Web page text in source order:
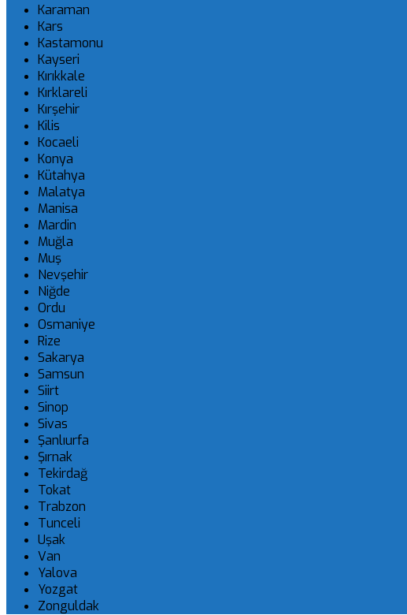
Karaman
Kars
Kastamonu
Kayseri
Kırıkkale
Kırklareli
Kırşehir
Kilis
Kocaeli
Konya
Kütahya
Malatya
Manisa
Mardin
Muğla
Muş
Nevşehir
Niğde
Ordu
Osmaniye
Rize
Sakarya
Samsun
Siirt
Sinop
Sivas
Şanlıurfa
Şırnak
Tekirdağ
Tokat
Trabzon
Tunceli
Uşak
Van
Yalova
Yozgat
Zonguldak